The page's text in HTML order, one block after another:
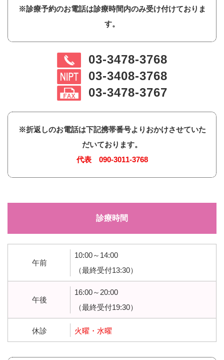
※診療予約のお電話は診療時間内のみ受け付けておりま
す。
03-3478-3768
03-3408-3768
03-3478-3767
※折返しのお電話は下記携帯番号よりおかけさせていた
だいております。
代表 090-3011-3768
診療時間
午前
10:00～14:00
（最終受付13:30）
午後
16:00～20:00
（最終受付19:30）
休診 火曜・水曜